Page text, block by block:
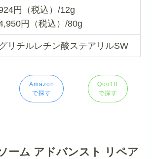
円（税込）/12g
円（税込）/80g
グリチルレチン酸ステアリルSW
Amazon
で探す
Qoo10
で探す
ーム アドバンスト リペア